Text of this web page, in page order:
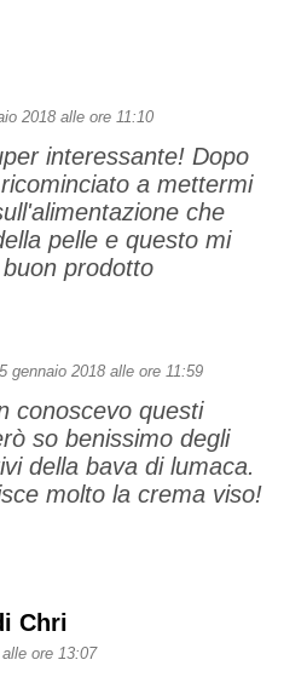
2018 alle ore 11:10
interessante! Dopo
a mettermi
che
pelle e questo mi
prodotto
5 gennaio 2018 alle ore 11:59
conoscevo questi
so benissimo degli
della bava di lumaca.
molto la crema viso!
Chri
ore 13:07